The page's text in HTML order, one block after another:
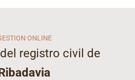
ONLINE
registro civil de